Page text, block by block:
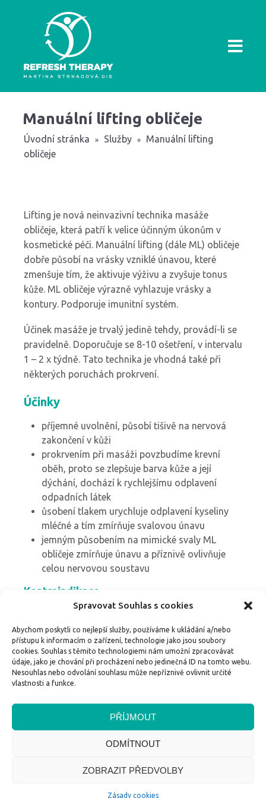
Spravovat Souhlas s cookies
Abychom poskytli co nejlepší služby, používáme k ukládání a/nebo
přístupu k informacím o zařízení, technologie jako jsou soubory
cookies. Souhlas s těmito technologiemi nám umožní zpracovávat
údaje, jako je chování při procházení nebo jedinečná ID na tomto webu.
Nesouhlas nebo odvolání souhlasu může nepříznivě ovlivnit určité
vlastnosti a funkce.
PŘÍJMOUT
ODMÍTNOUT
ZOBRAZIT PŘEDVOLBY
Zásady cookies
Manuální lifting obličeje
Úvodní stránka » Služby »
Manuální lifting
obličeje
Lifting je nová neinvazivní technika masáže
obličeje, která patří k velice účinným úkonům v
kosmetické péči. Manuální lifting (dále ML) obličeje
dobře působí na vrásky vzniklé únavou, které
zmenšuje tím, že aktivuje výživu a zvyšuje tonus
kůže. ML obličeje výrazně vyhlazuje vrásky a
kontury. Podporuje imunitní systém.
Účinek masáže je trvalý jedině tehdy, provádí-li se
pravidelně. Doporučuje se 8-10 ošetření, v intervalu
1 – 2 x týdně. Tato technika je vhodná také při
některých poruchách prokrvení.
Účinky
příjemné uvolnění, působí tišivě na nervová
zakončení v kůži
prokrvením při masáži povzbudíme krevní
oběh, proto se zlepšuje barva kůže a její
dýchání, dochází k rychlejšímu odplavení
odpadních látek
ůsobení tlakem urychluje odplavení kyseliny
mléčné a tím zmírňuje svalovou únavu
jemným působením na mimické svaly ML
obličeje zmírňuje únavu a příznivě ovlivňuje
celou nervovou soustavu
Kontraindikace
hnisavá onemocnění nebo jiné zánětlivé
projevy na kůži obličeje
bolestivé záněty obličejových nervů
porucha štítné žlázy ( myšleno zvýšená fce
štítné žlázy)
masáže jsou zbytečné u mladých dívek s
Diplomovaný fyzioterapeut | © Technické řešení